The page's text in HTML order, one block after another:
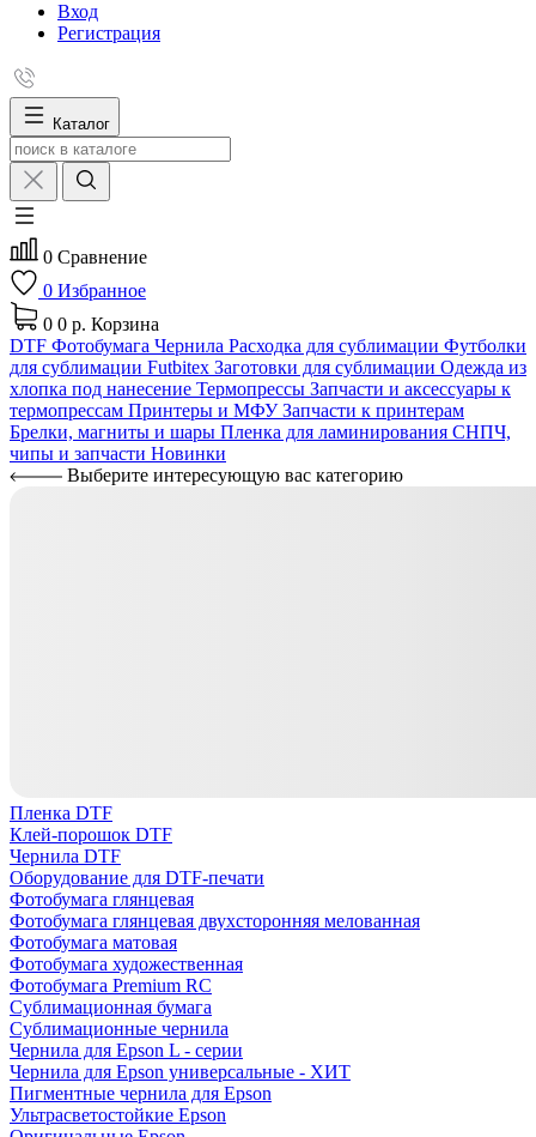
Вход
Регистрация
Каталог
0 Сравнение
0 Избранное
0 0 р. Корзина
DTF Фотобумага Чернила Расходка для сублимации Футболки
для сублимации Futbitex Заготовки для сублимации Одежда из
хлопка под нанесение Термопрессы Запчасти и аксессуары к
термопрессам Принтеры и МФУЗапчасти к принтерам
Брелки, магниты и шары Пленка для ламинирования СНПЧ,
чипы и запчасти Новинки
Выберите интересующую вас категорию
Пленка DTF
Клей-порошок DTF
Чернила DTF
Оборудование для DTF-печати
Фотобумага глянцевая
Фотобумага глянцевая двухсторонняя мелованная
Фотобумага матовая
Фотобумага художественная
Фотобумага Premium RC
Сублимационная бумага
Сублимационные чернила
Чернила для Epson L - серии
Чернила для Epson универсальные - ХИТ
Пигментные чернила для Epson
Ультрасветостойкие Epson